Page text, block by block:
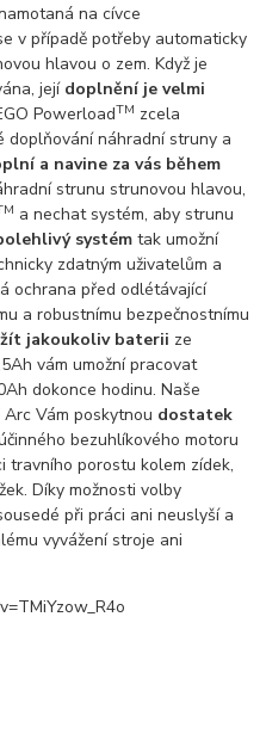
na cívce
v případě potřeby automaticky
hlavou o zem. Když je
její doplnění je velmi
PowerloadTM zcela
doplňování náhradní struny a
a navine za vás během
strunu strunovou hlavou,
a nechat systém, aby strunu
systém tak umožní
zdatným uživatelům a
ochrana před odlétávající
a robustnímu bezpečnostnímu
jakoukoliv baterii ze
vám umožní pracovat
dokonce hodinu. Naše
Vám poskytnou dostatek
bezuhlíkového motoru
travního porostu kolem zídek,
Díky možnosti volby
při práci ani neuslyší a
vyvážení stroje ani